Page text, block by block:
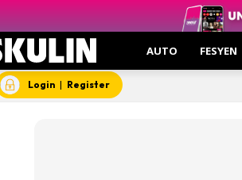
AUTO FESYEN
Login | Register